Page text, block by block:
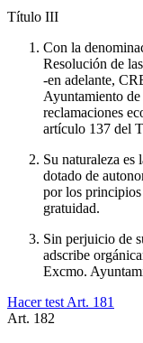
Título III
Con la
Resolución de
-en adelante,
Ayuntamiento
reclamaciones
artículo 137 del
Su naturaleza
dotado de
por los
gratuidad.
Sin perjuicio de
adscribe
Excmo.
Hacer test Art. 181
Art. 182